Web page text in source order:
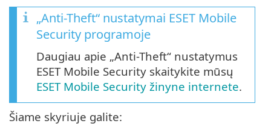
„Anti-Theft“ nustatymai ESET Mobile
Security programoje
Daugiau apie „Anti-Theft“ nustatymus
ESET Mobile Security skaitykite mūsų
ESET Mobile Security žinyne internete.
Šiame skyriuje galite: